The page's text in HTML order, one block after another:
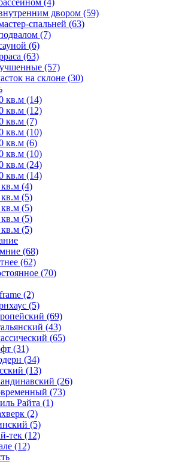
(4)
двором (59)
спальней (63)
(7)
(6)
(63)
(57)
на склоне (30)
кв.м (14)
кв.м (12)
кв.м (7)
кв.м (10)
кв.м (6)
кв.м (10)
кв.м (24)
кв.м (14)
(4)
кв.м (5)
кв.м (5)
(5)
(5)
(68)
(62)
(70)
(2)
(5)
(69)
(43)
(65)
(31)
(34)
(13)
(26)
(73)
Райта (1)
(2)
(5)
тек (12)
(12)